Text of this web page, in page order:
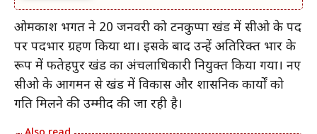
ओमप्रकाश भगत ने 20 जनवरी को टनकुप्पा प्रखंड में सीओ के पद
पर पदभार ग्रहण किया था। इसके बाद उन्हें अतिरिक्त प्रभार के
रूप में फतेहपुर प्रखंड का अंचलाधिकारी नियुक्त किया गया। नए
सीओ के आगमन से प्रखंड में विकास और प्रशासनिक कार्यों को
गति मिलने की उम्मीद की जा रही है।